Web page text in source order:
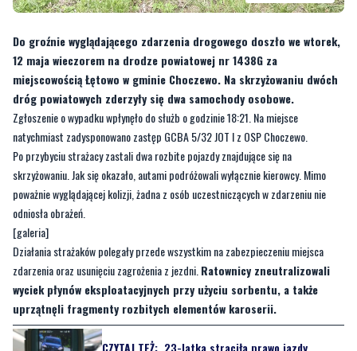
Do groźnie wyglądającego zdarzenia drogowego doszło we wtorek,
12 maja wieczorem na drodze powiatowej nr 1438G za
miejscowością Łętowo w gminie Choczewo. Na skrzyżowaniu dwóch
dróg powiatowych zderzyły się dwa samochody osobowe.
Zgłoszenie o wypadku wpłynęło do służb o godzinie 18:21. Na miejsce
natychmiast zadysponowano zastęp GCBA 5/32 JOT I z OSP Choczewo.
Po przybyciu strażacy zastali dwa rozbite pojazdy znajdujące się na
skrzyżowaniu. Jak się okazało, autami podróżowali wyłącznie kierowcy. Mimo
poważnie wyglądającej kolizji, żadna z osób uczestniczących w zdarzeniu nie
odniosła obrażeń.
[galeria]
Działania strażaków polegały przede wszystkim na zabezpieczeniu miejsca
zdarzenia oraz usunięciu zagrożenia z jezdni.Ratownicy zneutralizowali
wyciek płynów eksploatacyjnych przy użyciu sorbentu, a także